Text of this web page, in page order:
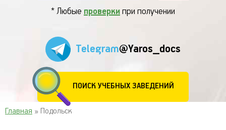
* Любые проверки при получении
Telegram@Yaros_docs
ПОИСК УЧЕБНЫХ ЗАВЕДЕНИЙ
Главная » Подольск